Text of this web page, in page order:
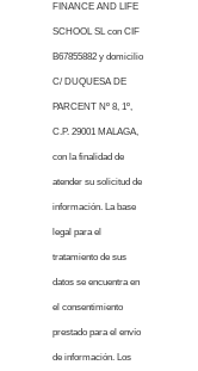
FINANCE AND LIFE
SCHOOL SL con CIF
B67855882 y domicilio
C/ DUQUESA DE
PARCENT Nº 8, 1º,
C.P. 29001 MALAGA,
con la finalidad de
atender su solicitud de
información. La base
legal para el
tratamiento de sus
datos se encuentra en
el consentimiento
prestado para el envío
de información. Los